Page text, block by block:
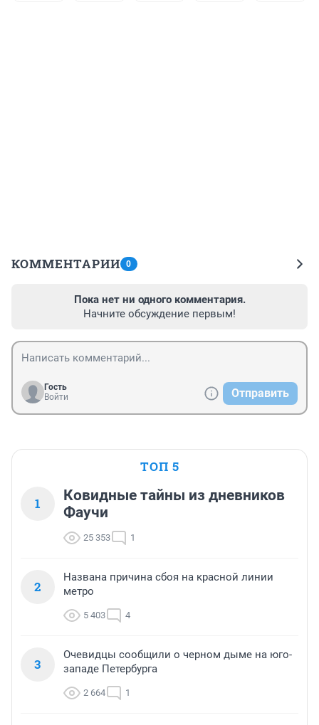
КОММЕНТАРИИ 0
Пока нет ни одного комментария.
Начните обсуждение первым!
Гость
Войти
Отправить
ТОП 5
1
Ковидные тайны из дневников
Фаучи
25 353 1
2
Названа причина сбоя на красной линии
метро
5 403 4
3
Очевидцы сообщили о черном дыме на юго-
западе Петербурга
2 664 1